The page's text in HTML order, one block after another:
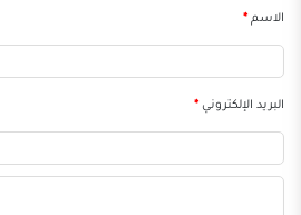
الاسم *
البريد الإلكتروني *